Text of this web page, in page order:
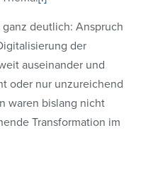
deutlich: Anspruch
der
auseinander und
oder nur unzureichend
waren bislang nicht
Transformation im